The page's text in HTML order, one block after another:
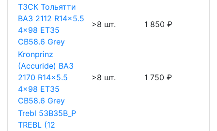
ТЗСК Тольятти
ВАЗ 2112 R14x5.5
4x98 ET35
CB58.6 Grey
>8 шт. 1 850 ₽
Kronprinz
(Accuride) ВАЗ
2170 R14x5.5
4x98 ET35
CB58.6 Grey
>8 шт. 1 750 ₽
Trebl 53B35B_P
TREBL (12